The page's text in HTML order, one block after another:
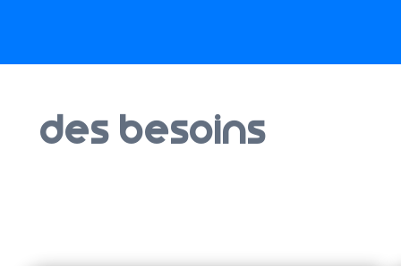
Des besoins